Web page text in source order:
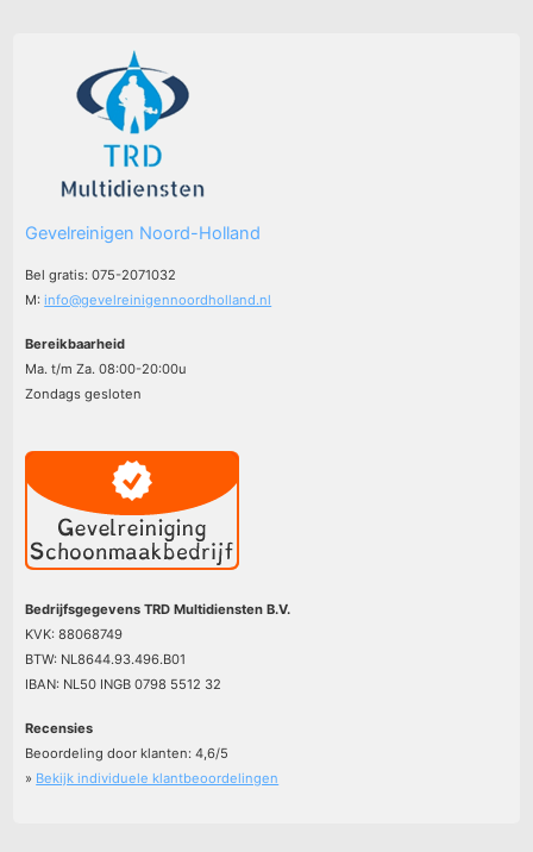
Gevelreinigen Noord-Holland
Bel gratis: 075-2071032
M:info@gevelreinigennoordholland.nl
Bereikbaarheid
Ma. t/m Za. 08:00-20:00u
Zondags gesloten
Bedrijfsgegevens TRD Multidiensten B.V.
KVK: 88068749
BTW: NL8644.93.496.B01
IBAN: NL50 INGB 0798 5512 32
Recensies
Beoordeling door klanten:4,6/5
» Bekijk individuele klantbeoordelingen